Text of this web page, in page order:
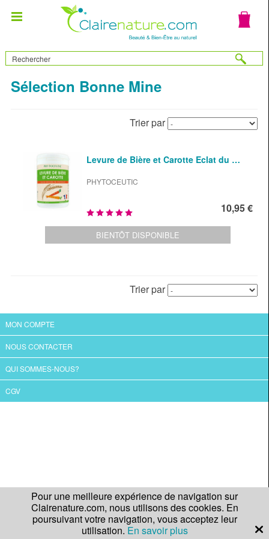
Sélection Bonne Mine
Trier par
Levure de Bière et Carotte Eclat du …
PHYTOCEUTIC
10,95 €
BIENTÔT DISPONIBLE
Trier par
MON COMPTE
NOUS CONTACTER
QUI SOMMES-NOUS?
CGV
Pour une meilleure expérience de navigation sur
Clairenature.com, nous utilisons des cookies. En
poursuivant votre navigation, vous acceptez leur
utilisation. En savoir plus